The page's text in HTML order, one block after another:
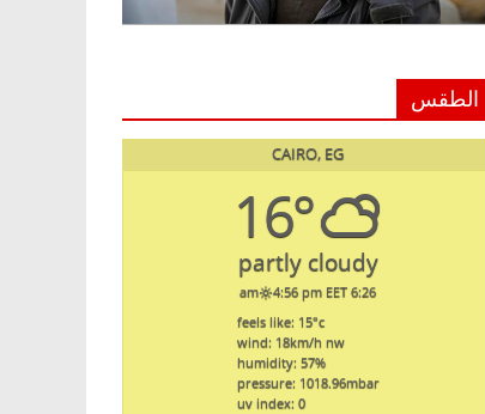
الطقس
CAIRO, EG
16°
partly cloudy
6:26 am
4:56 pm EET
feels like: 15°c
wind: 18km/h nw
humidity: 57%
pressure: 1018.96mbar
uv index: 0